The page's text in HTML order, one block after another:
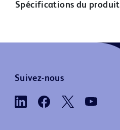
Spécifications du produit
Suivez-nous